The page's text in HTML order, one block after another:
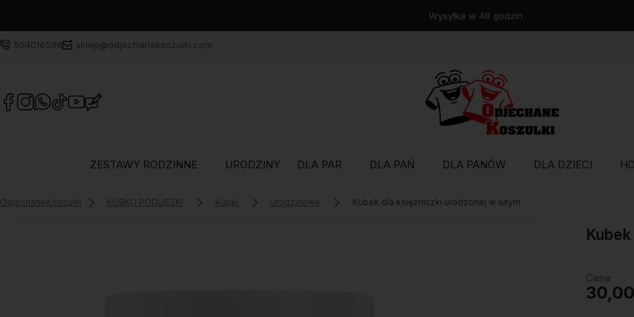
Darmowa wysyłka już od 120zł ❤️
504016596 sklep@odjechanekoszulki.com
ZESTAWY RODZINNE URODZINY DLA PAR DLA PAŃ DLA PANÓW DLA DZIECI
OdjechaneKoszulki KUBKI I PODUSZKI Kubki Urodzinowe Kubek dla księżniczki urodzonej w lutym
Cena: